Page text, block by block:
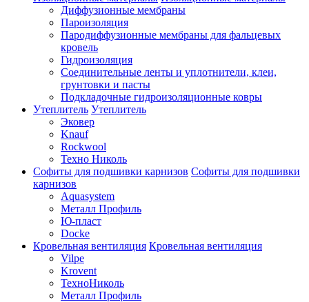
Диффузионные мембраны
Пароизоляция
Пародиффузионные мембраны для фальцевых
кровель
Гидроизоляция
Соединительные ленты и уплотнители, клеи,
грунтовки и пасты
Подкладочные гидроизоляционные ковры
Утеплитель Утеплитель
Эковер
Knauf
Rockwool
Техно Николь
Софиты для подшивки карнизов Софиты для подшивки
карнизов
Aquasystem
Металл Профиль
Ю-пласт
Docke
Кровельная вентиляция Кровельная вентиляция
Vilpe
Krovent
ТехноНиколь
Металл Профиль